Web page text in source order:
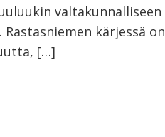
valtakunnalliseen
kärjessä on
[…]